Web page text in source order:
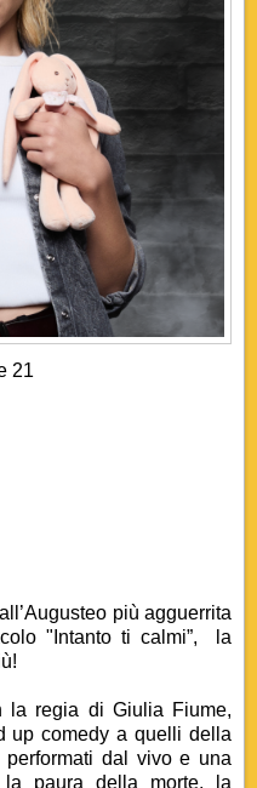
21
più agguerrita
"Intanto ti calmi”, la
la regia di Giulia Fiume,
up comedy a quelli della
dal vivo e una
la paura della morte, la